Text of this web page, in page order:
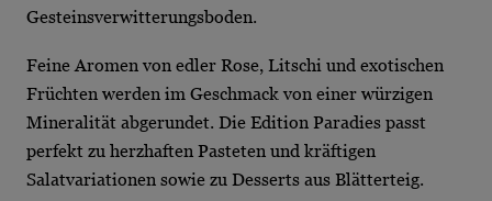
Gesteinsverwitterungsboden.
Feine Aromen von edler Rose, Litschi und exotischen
Früchten werden im Geschmack von einer würzigen
Mineralität abgerundet. Die Edition Paradies passt
perfekt zu herzhaften Pasteten und kräftigen
Salatvariationen sowie zu Desserts aus Blätterteig.